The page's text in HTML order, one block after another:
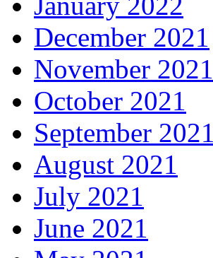
December 2021
November 2021
October 2021
September 2021
August 2021
July 2021
June 2021